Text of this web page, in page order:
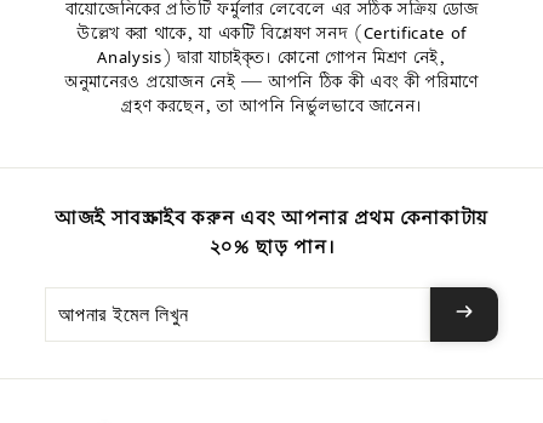
বায়োজেনিকের প্রতিটি ফর্মুলার লেবেলে এর সঠিক সক্রিয় ডোজ
উল্লেখ করা থাকে, যা একটি বিশ্লেষণ সনদ (Certificate of
Analysis) দ্বারা যাচাইকৃত। কোনো গোপন মিশ্রণ নেই,
অনুমানেরও প্রয়োজন নেই — আপনি ঠিক কী এবং কী পরিমাণে
গ্রহণ করছেন, তা আপনি নির্ভুলভাবে জানেন।
আজই সাবস্ক্রাইব করুন এবং আপনার প্রথম কেনাকাটায়
২০% ছাড় পান।
ইমেল